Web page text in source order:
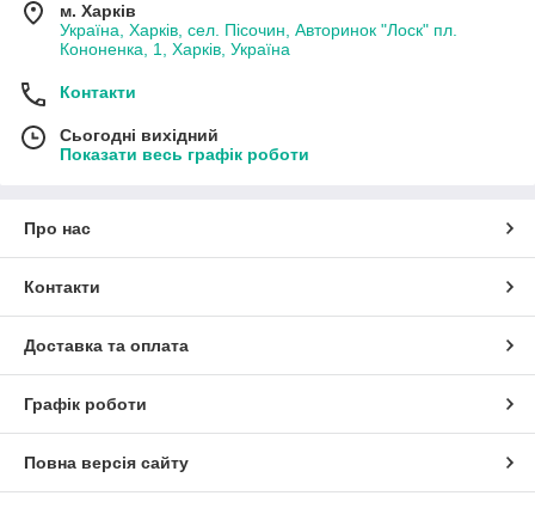
м. Харків
Україна, Харків, сел. Пісочин, Авторинок "Лоск" пл.
Кононенка, 1, Харків, Україна
Контакти
Сьогодні вихідний
Показати весь графік роботи
Про нас
Контакти
Доставка та оплата
Графік роботи
Повна версія сайту